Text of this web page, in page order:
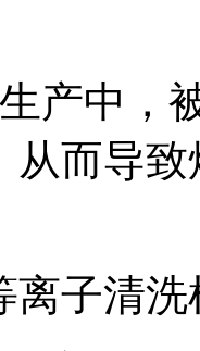
中，
从而导
子清洗